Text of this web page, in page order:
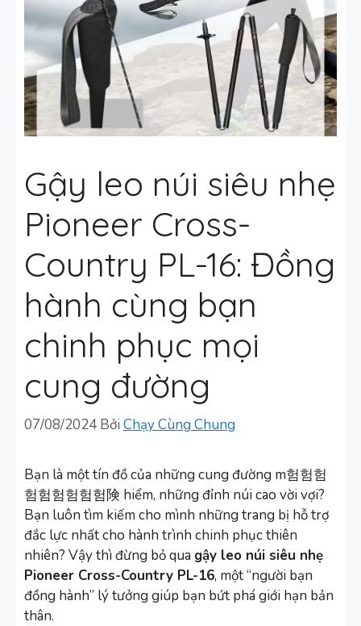
Gậy leo núi siêu nhẹ
Pioneer Cross-
Country PL-16: Đồng
hành cùng bạn
chinh phục mọi
cung đường
07/08/2024 Bởi Chạy Cùng Chung
Bạn là một tín đồ của những cung đường m험험험
험험험험험험険 hiểm, những đỉnh núi cao vời vợi?
Bạn luôn tìm kiếm cho mình những trang bị hỗ trợ
đắc lực nhất cho hành trình chinh phục thiên
nhiên? Vậy thì đừng bỏ qua gậy leo núi siêu nhẹ
Pioneer Cross-Country PL-16, một “người bạn
đồng hành” lý tưởng giúp bạn bứt phá giới hạn bản
thân.